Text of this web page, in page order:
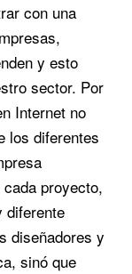
con una
y esto
sector. Por
Internet no
los diferentes
proyecto,
diferente
diseñadores y
sinó que